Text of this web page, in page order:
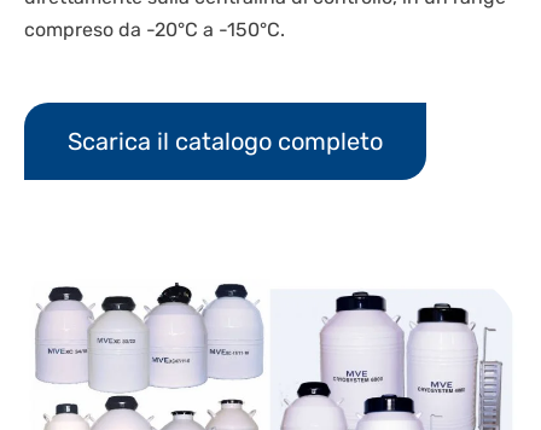
compreso da -20°C a -150°C.
Scarica il catalogo completo